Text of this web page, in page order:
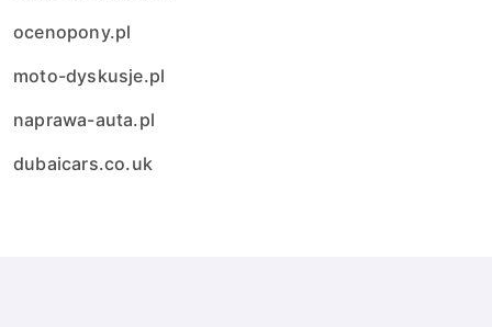
ocenopony.pl
moto-dyskusje.pl
naprawa-auta.pl
dubaicars.co.uk